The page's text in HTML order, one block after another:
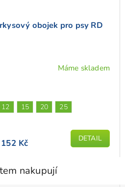
obojek pro psy RD
Máme skladem
Kč DETAIL
12 15 20 25
nakupují